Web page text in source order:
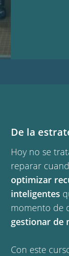
De la
Hoy no se
reparar
optimizar
inteligentes
momento de
gestionar de
Con este